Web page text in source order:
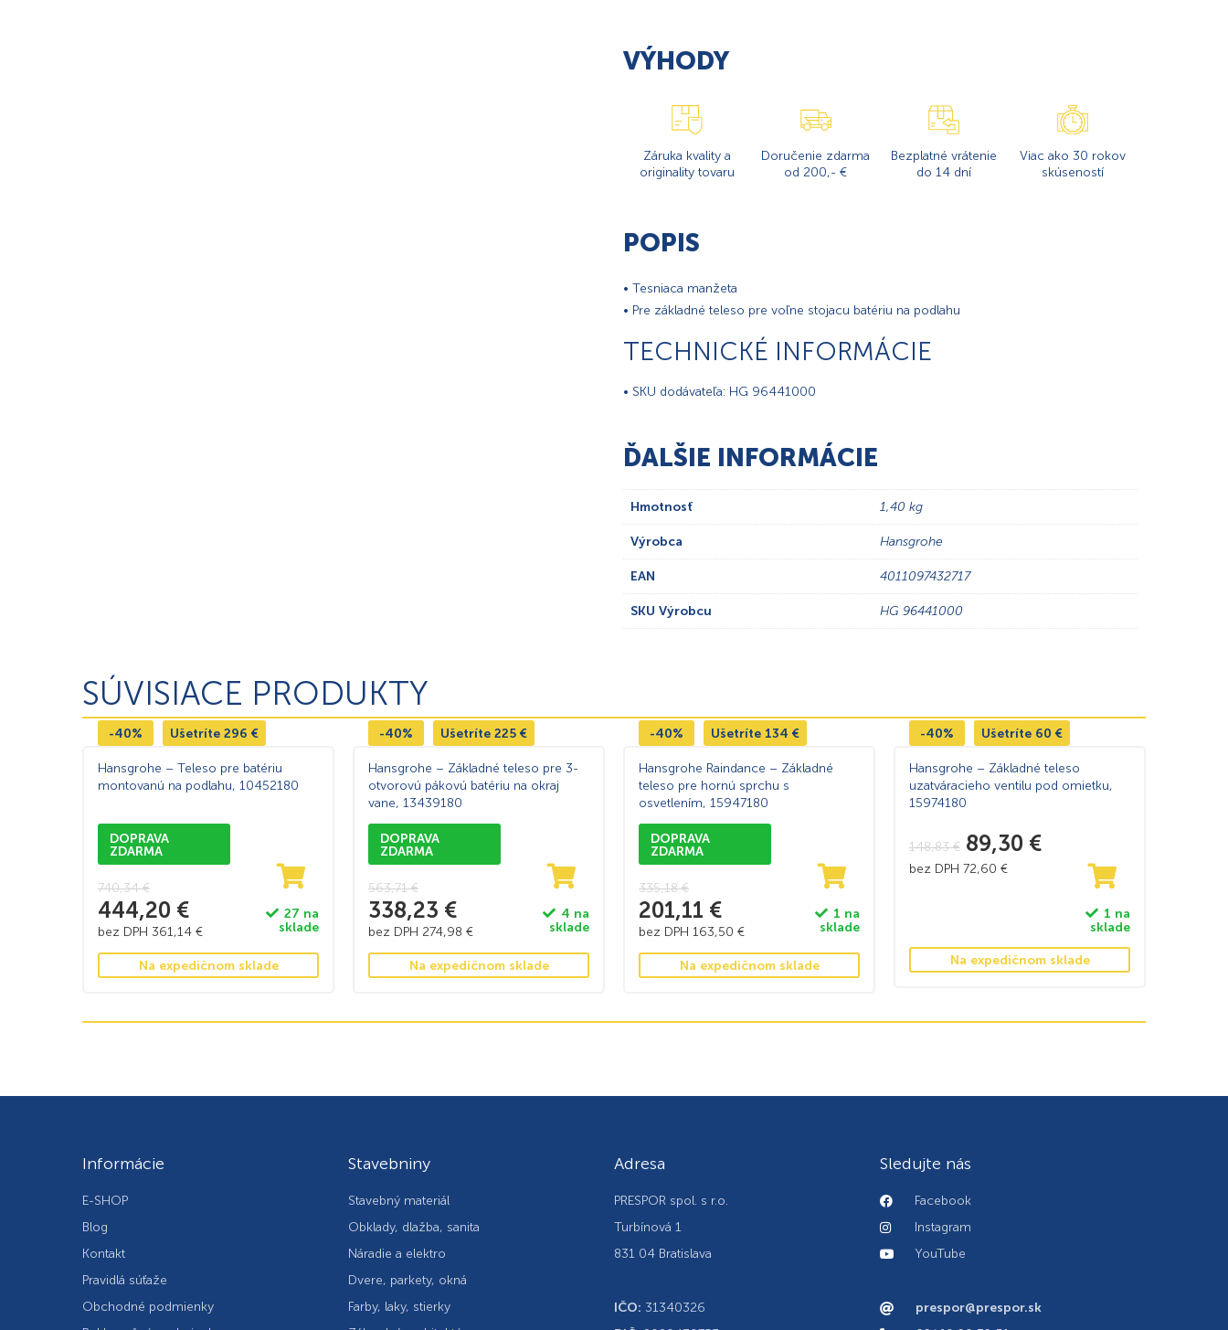
VÝHODY
Záruka kvality a
originality tovaru
Doručenie zdarma
od 200,- €
Bezplatné vrátenie
do 14 dní
Viac ako 30 rokov
skúseností
POPIS
• Tesniaca manžeta
• Pre základné teleso pre voľne stojacu batériu na podlahu
TECHNICKÉ INFORMÁCIE
• SKU dodávateľa: HG 96441000
ĎALŠIE INFORMÁCIE
Hmotnosť 1,40 kg
Výrobca Hansgrohe
EAN 4011097432717
SKU Výrobcu HG 96441000
SÚVISIACE PRODUKTY
-40% Ušetríte 296 €
Hansgrohe – Teleso pre batériu
montovanú na podlahu, 10452180
DOPRAVA
ZDARMA
740,34€
444,20 €
bez DPH 361,14 €
27 na
sklade
Na expedičnom sklade
-40% Ušetríte 225 €
Hansgrohe – Základné teleso pre 3-
otvorovú pákovú batériu na okraj
vane, 13439180
DOPRAVA
ZDARMA
563,71€
338,23 €
bez DPH 274,98 €
4 na
sklade
Na expedičnom sklade
-40% Ušetríte 134 €
Hansgrohe Raindance – Základné
teleso pre hornú sprchu s
osvetlením, 15947180
DOPRAVA
ZDARMA
335,18€
201,11 €
bez DPH 163,50 €
1 na
sklade
Na expedičnom sklade
-40% Ušetríte 60 €
Hansgrohe – Základné teleso
uzatváracieho ventilu pod omietku,
15974180
148,83€ 89,30 €
bez DPH 72,60 €
1 na
sklade
Na expedičnom sklade
Informácie
E-SHOP
Blog
Kontakt
Pravidlá súťaže
Obchodné podmienky
Stavebniny
Stavebný materiál
Obklady, dlažba, sanita
Náradie a elektro
Dvere, parkety, okná
Farby, laky, stierky
Adresa
PRESPOR spol. s r.o.
Turbínová 1
831 04 Bratislava
IČO: 31340326
Sledujte nás
Facebook
Instagram
YouTube
prespor@prespor.sk